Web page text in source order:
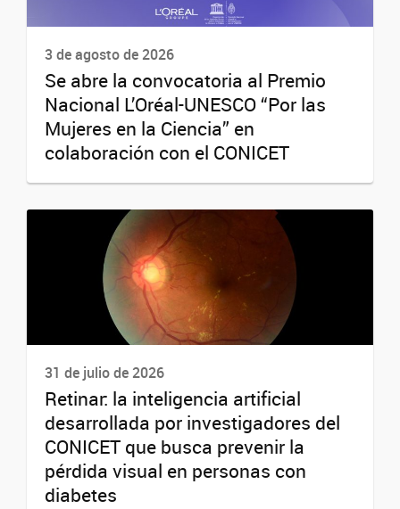
3 de agosto de 2026
Se abre la convocatoria al Premio
Nacional L’Oréal-UNESCO “Por las
Mujeres en la Ciencia” en
colaboración con el CONICET
31 de julio de 2026
Retinar: la inteligencia artificial
desarrollada por investigadores del
CONICET que busca prevenir la
pérdida visual en personas con
diabetes